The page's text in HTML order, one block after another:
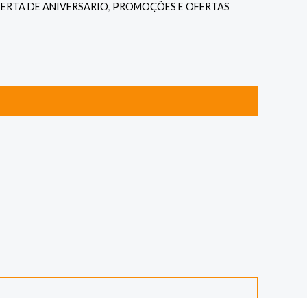
DE ANIVERSARIO, PROMOÇÕES E OFERTAS